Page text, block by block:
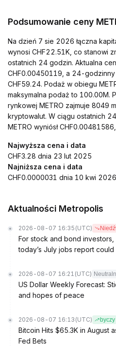
Podsumowanie ceny
Na dzień 7 sie 2026 łączna
wynosi CHF22.51K, co stanowi
ostatnich 24 godzin. Aktualna
CHF0.00450119, a 24-godzinny
CHF59.24. Podaż w obiegu
maksymalna podaż to 100.00M.
rynkowej METRO zajmuje 8049
kryptowalut. W ciągu ostatnich
METRO wyniósł
Najwyższa cena i data
CHF3.28 dnia 23 lut 2025
Najniższa cena i data
CHF0.0000031 dnia 10 kwi 2026
Aktualności Metropolis
2026-08-07 16:35 (UTC)
For stock and bond
today’s July jobs report
2026-08-07 16:21 (UTC)
US Dollar Weekly Forecast:
and hopes of peace
2026-08-07 16:13 (UTC) byczy
Bitcoin Hits $65.3K in August
Fed Bets